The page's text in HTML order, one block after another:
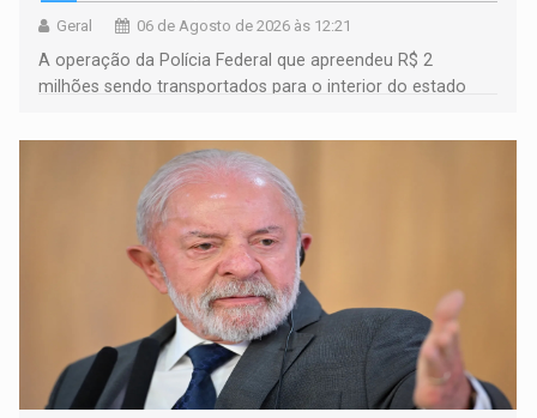
Geral 06 de Agosto de 2026 às 12:21
A operação da Polícia Federal que apreendeu R$ 2
milhões sendo transportados para o interior do estado
ligação do suspeito com um deputado federal do União
Brasil por Rondônia